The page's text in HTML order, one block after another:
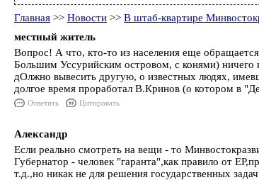
Главная >> Новости >> В штаб-квартире
местный житель
Вопрос! А что, кто-то из населения еще
Большим Уссурийским островом, с конями) ничего
дОлжно вывесить другую, о известных людях,
долгое время проработал В.Кринов (о котором в
Ответить Цитировать
Александр
Если реально смотреть на вещи - то
Губернатор - человек "гаранта",как правило от
т.д.,но никак не для решения государственных